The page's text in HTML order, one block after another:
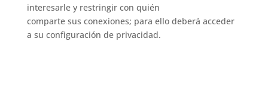
interesarle y restringir con quién
comparte sus conexiones; para ello deberá acceder
a su configuración de privacidad.